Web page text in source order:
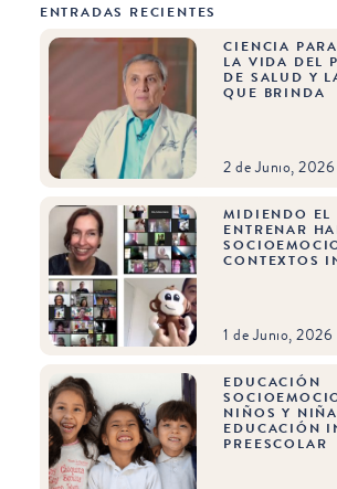
ENTRADAS RECIENTES
CIENCIA
LA VIDA DEL
DE SALUD Y
QUE BRINDA
2 de Junio, 2026
MIDIENDO EL
ENTRENAR
CONTEXTOS
1 de Junio, 2026
EDUCACIÓN
NIÑOS Y
EDUCACIÓN
PREESCOLAR